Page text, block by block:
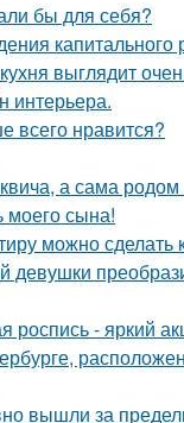
бы для себя?
капитального
выглядит
интерьера.
всего нравится?
а сама
моего сына!
можно сделать
девушки
роспись - яркий
вышли за